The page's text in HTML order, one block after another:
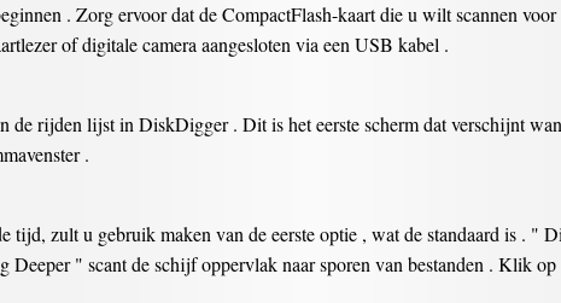
. Zorg ervoor dat de CompactFlash-kaart die u wilt scannen voor
of digitale camera aangesloten via een USB kabel .
de rijden lijst in DiskDigger . Dit is het eerste scherm dat verschijnt
.
zult u gebruik maken van de eerste optie , wat de standaard is . "
" scant de schijf oppervlak naar sporen van bestanden . Klik